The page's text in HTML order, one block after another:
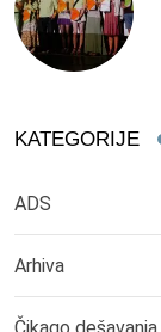
KATEGORIJE
ADS
Arhiva